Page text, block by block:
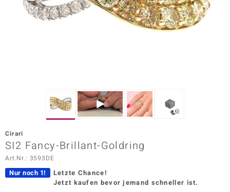
Edition
Vogue
Cirari
SI2 Fancy-Brillant-Goldring
Art.Nr.: 3593DE
Nur noch 1!
Letzte Chance!
Jetzt kaufen bevor jemand schneller ist.